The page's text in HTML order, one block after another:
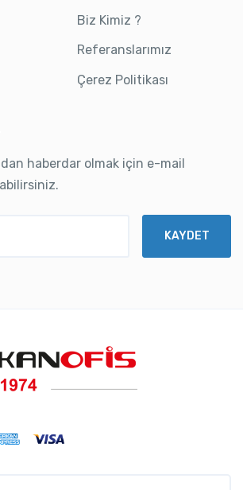
Biz Kimiz ?
Referanslarımız
Çerez Politikası
haberdar olmak için e-mail
KAYDET